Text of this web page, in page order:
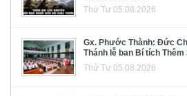
Thứ Tư 05.08.2026
Gx. Phước Thành: Đức
Thánh lễ ban Bí tích
Thứ Tư 05.08.2026